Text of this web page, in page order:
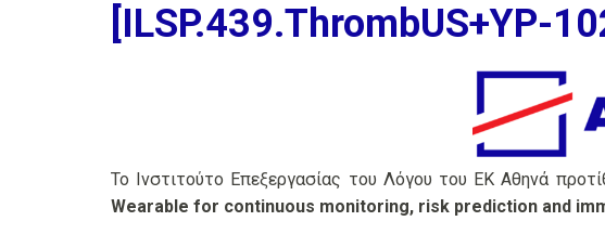
[ILSP.439.ThrombUS+YP-
Το Ινστιτούτο Επεξεργασίας του Λόγου του ΕΚ Αθηνά
Wearable for continuous monitoring, risk prediction and